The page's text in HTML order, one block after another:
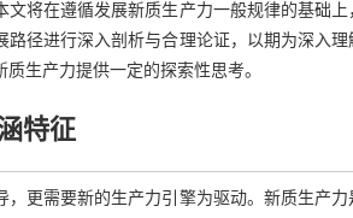
将在遵循发展新质生产力一般规律的基础
径进行深入剖析与合理论证，以期为深入
生产力提供一定的探索性思考。
特征
，更需要新的生产力引擎为驱动。新质生产